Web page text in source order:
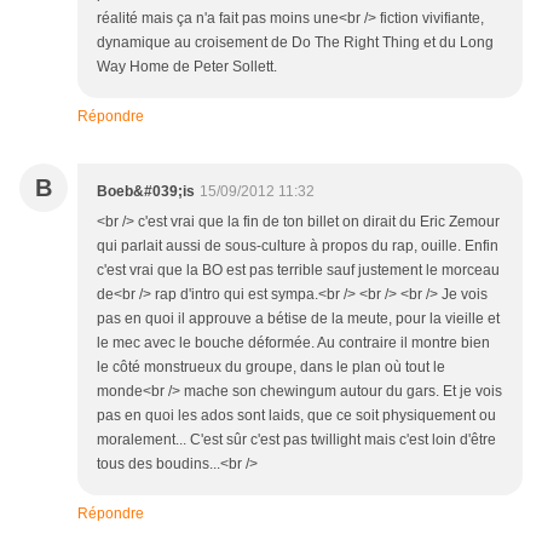
réalité mais ça n'a fait pas moins une<br /> fiction vivifiante,
dynamique au croisement de Do The Right Thing et du Long
Way Home de Peter Sollett.
Répondre
B Boeb&#039;is 15/09/2012 11:32
<br /> c'est vrai que la fin de ton billet on dirait du Eric Zemour
qui parlait aussi de sous-culture à propos du rap, ouille. Enfin
c'est vrai que la BO est pas terrible sauf justement le morceau
de<br /> rap d'intro qui est sympa.<br /> <br /> <br /> Je vois
pas en quoi il approuve a bétise de la meute, pour la vieille et
le mec avec le bouche déformée. Au contraire il montre bien
le côté monstrueux du groupe, dans le plan où tout le
monde<br /> mache son chewingum autour du gars. Et je vois
pas en quoi les ados sont laids, que ce soit physiquement ou
moralement... C'est sûr c'est pas twillight mais c'est loin d'être
tous des boudins...<br />
Répondre